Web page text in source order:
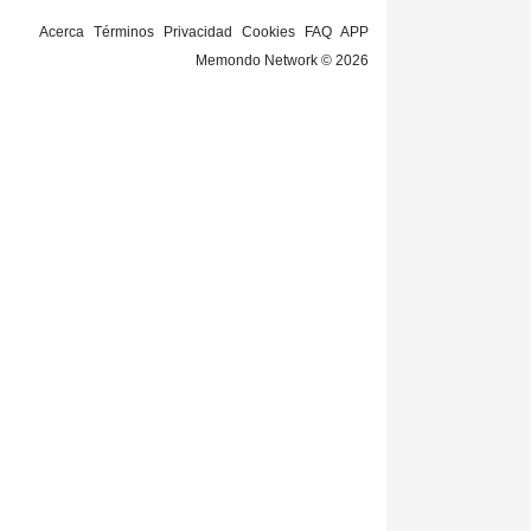
Acerca Términos Privacidad Cookies FAQ APP
Memondo Network © 2026